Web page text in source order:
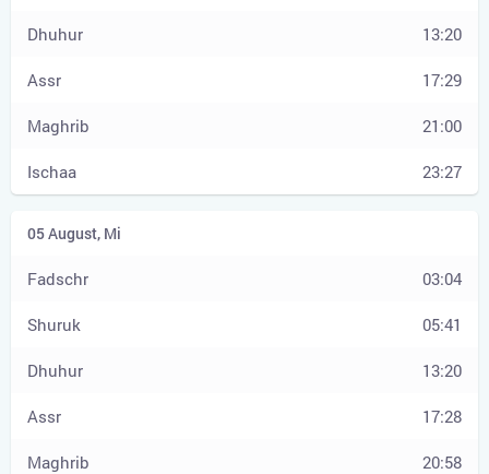
13:20
17:29
21:00
23:27
03:04
05:41
13:20
17:28
20:58